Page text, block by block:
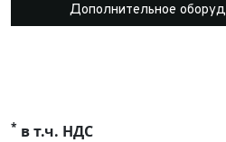
Дополнительное
* в т.ч. НДС